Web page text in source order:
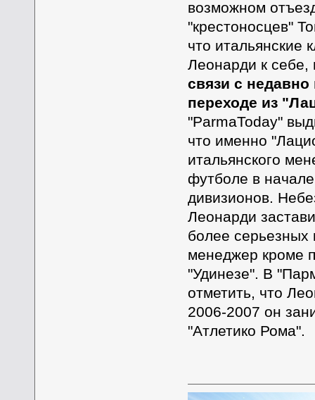
возможном
"крестоносцев"
что итальянские
Леонарди к себе,
связи с
переходе из
"ParmaToday"
что именно
итальянского
футболе в
дивизионов.
Леонарди
более серьезных
менеджер кроме
"Удинезе". В
отметить, что
2006-2007 он
"Атлетико Рома".